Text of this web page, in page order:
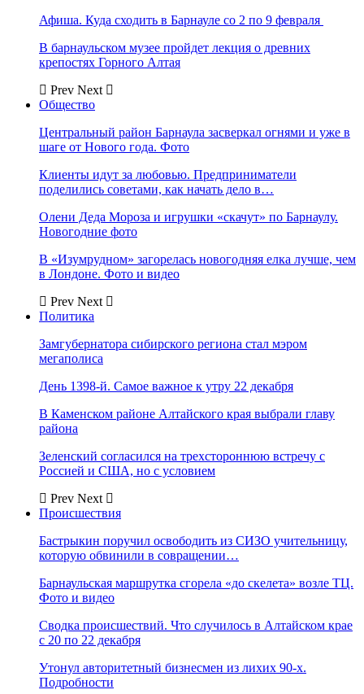
Афиша. Куда сходить в Барнауле со 2 по 9 февраля
В барнаульском музее пройдет лекция о древних
крепостях Горного Алтая
Prev Next
Общество
Центральный район Барнаула засверкал огнями и уже в
шаге от Нового года. Фото
Клиенты идут за любовью. Предприниматели
поделились советами, как начать дело в…
Олени Деда Мороза и игрушки «скачут» по Барнаулу.
Новогодние фото
В «Изумрудном» загорелась новогодняя елка лучше, чем
в Лондоне. Фото и видео
Prev Next
Политика
Замгубернатора сибирского региона стал мэром
мегаполиса
День 1398-й. Самое важное к утру 22 декабря
В Каменском районе Алтайского края выбрали главу
района
Зеленский согласился на трехстороннюю встречу с
Россией и США, но с условием
Prev Next
Происшествия
Бастрыкин поручил освободить из СИЗО учительницу,
которую обвинили в совращении…
Барнаульская маршрутка сгорела «до скелета» возле ТЦ.
Фото и видео
Сводка происшествий. Что случилось в Алтайском крае
с 20 по 22 декабря
Утонул авторитетный бизнесмен из лихих 90-х.
Подробности